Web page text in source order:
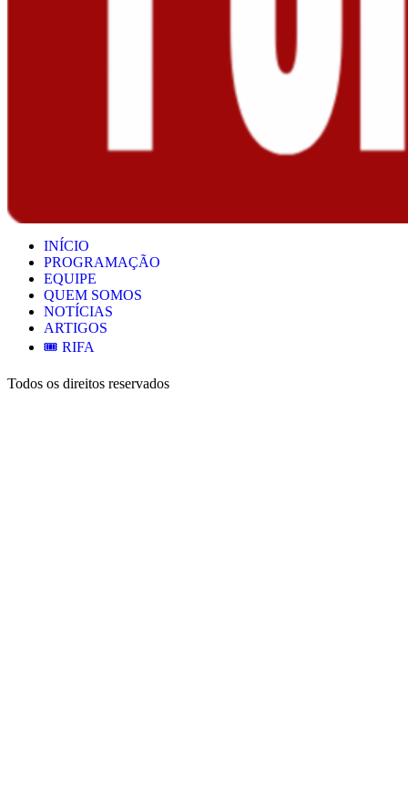
INÍCIO
PROGRAMAÇÃO
EQUIPE
QUEM SOMOS
NOTÍCIAS
ARTIGOS
🎟️ RIFA
Todos os direitos reservados